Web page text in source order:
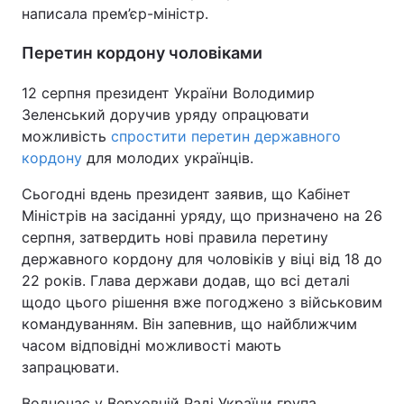
написала прем’єр-міністр.
Перетин кордону чоловіками
12 серпня президент України Володимир
Зеленський доручив уряду опрацювати
можливість спростити перетин державного
кордону для молодих українців.
Сьогодні вдень президент заявив, що Кабінет
Міністрів на засіданні уряду, що призначено на 26
серпня, затвердить нові правила перетину
державного кордону для чоловіків у віці від 18 до
22 років. Глава держави додав, що всі деталі
щодо цього рішення вже погоджено з військовим
командуванням. Він запевнив, що найближчим
часом відповідні можливості мають
запрацювати.